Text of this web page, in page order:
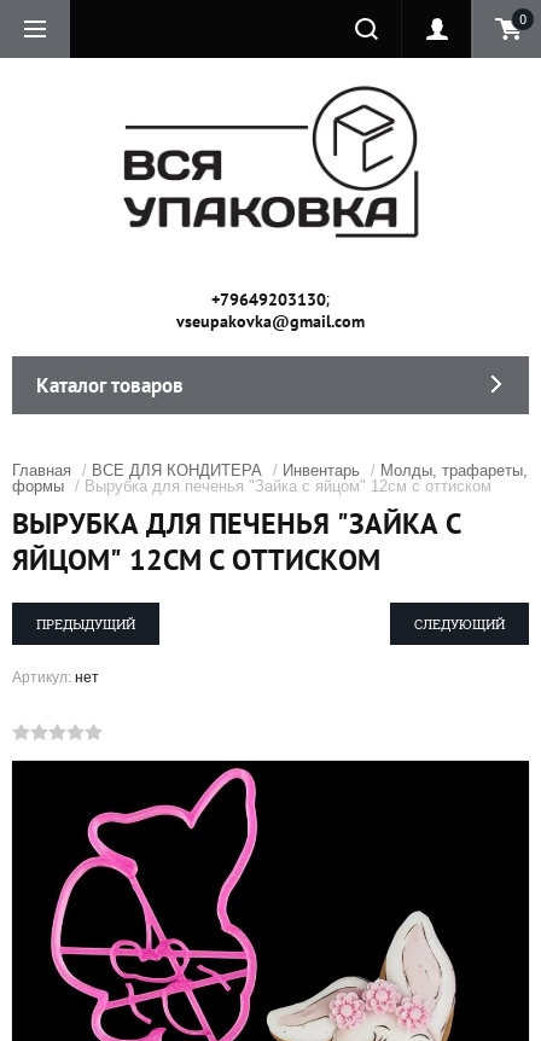
0
+79649203130;
vseupakovka@gmail.com
Каталог товаров
Главная / ВСЕ ДЛЯ КОНДИТЕРА / Инвентарь / Молды, трафареты,
формы / Вырубка для печенья "Зайка с яйцом" 12см с оттиском
ВЫРУБКА ДЛЯ ПЕЧЕНЬЯ "ЗАЙКА С
ЯЙЦОМ" 12СМ С ОТТИСКОМ
ПРЕДЫДУЩИЙ СЛЕДУЮЩИЙ
Артикул: нет